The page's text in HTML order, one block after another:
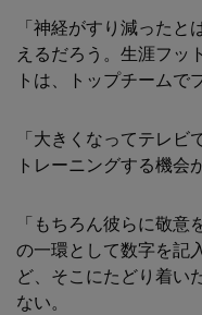
「神経がすり減った
えるだろう。生涯フッ
トは、トップチームで
「大きくなってテレ
トレーニングする機会
「もちろん彼らに敬
の一環として数字を記
ど、そこにたどり着い
ない。